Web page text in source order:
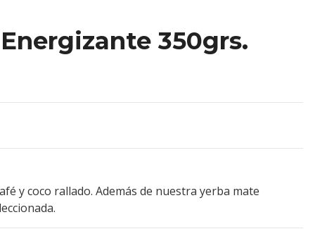
350grs.
y coco rallado. Además de nuestra yerba mate